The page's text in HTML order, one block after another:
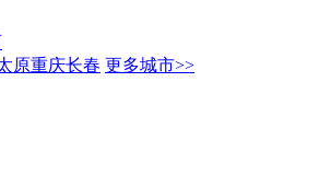
原重庆长春 更多城市>>